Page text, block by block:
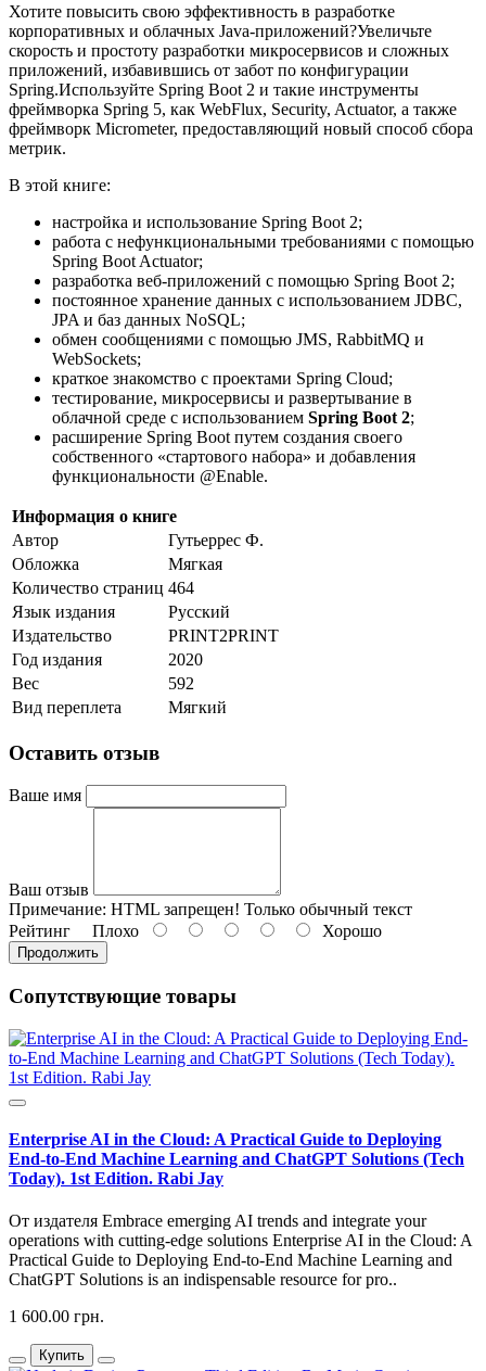
Хотите повысить свою эффективность в разработке
корпоративных и облачных Java-приложений?Увеличьте
скорость и простоту разработки микросервисов и сложных
приложений, избавившись от забот по конфигурации
Spring.Используйте Spring Boot 2 и такие инструменты
фреймворка Spring 5, как WebFlux, Security, Actuator, а также
фреймворк Micrometer, предоставляющий новый способ сбора
метрик.
В этой книге:
настройка и использование Spring Boot 2;
работа с нефункциональными требованиями с помощью
Spring Boot Actuator;
разработка веб-приложений с помощью Spring Boot 2;
постоянное хранение данных с использованием JDBC,
JPA и баз данных NoSQL;
обмен сообщениями с помощью JMS, RabbitMQ и
WebSockets;
краткое знакомство с проектами Spring Cloud;
тестирование, микросервисы и развертывание в
облачной среде с использованием Spring Boot 2;
расширение Spring Boot путем создания своего
собственного «стартового набора» и добавления
функциональности @Enable.
Информация о книге
Автор
Гутьеррес Ф.
Обложка
Мягкая
Количество страниц 464
Язык издания
Русский
Издательство
PRINT2PRINT
Год издания
2020
Вес
592
Вид переплета
Мягкий
Оставить отзыв
Ваше имя
Ваш отзыв
Примечание: HTML запрещен! Только обычный текст
Рейтинг Плохо Хорошо
Продолжить
Сопутствующие товары
Enterprise AI in the Cloud: A Practical Guide to Deploying
End-to-End Machine Learning and ChatGPT Solutions (Tech
Today). 1st Edition. Rabi Jay
От издателя Embrace emerging AI trends and integrate your
operations with cutting-edge solutions Enterprise AI in the Cloud: A
Practical Guide to Deploying End-to-End Machine Learning and
ChatGPT Solutions is an indispensable resource for pro..
1 600.00 грн.
Купить